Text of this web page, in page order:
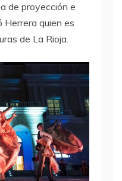
de proyección e
Herrera quien es
de La Rioja.